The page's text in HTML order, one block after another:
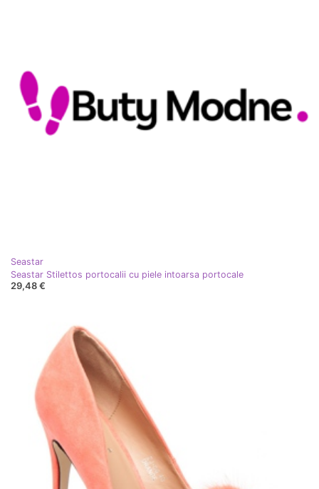
Seastar
Seastar Stilettos portocalii cu piele intoarsa portocale
29,48 €